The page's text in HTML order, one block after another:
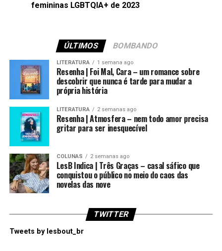
femininas LGBTQIA+ de 2023
ÚLTIMOS BOMBANDO
LITERATURA 1 semana ago
Resenha | Foi Mal, Cara – um romance sobre
descobrir que nunca é tarde para mudar a
própria história
LITERATURA 2 semanas ago
Resenha | Atmosfera – nem todo amor precisa
gritar para ser inesquecível
COLUNAS 2 semanas ago
LesB Indica | Três Graças – casal sáfico que
conquistou o público no meio do caos das
novelas das nove
TWITTER
Tweets by lesbout_br